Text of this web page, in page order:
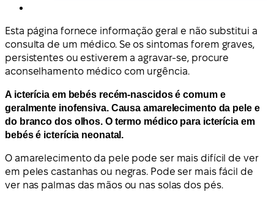
Esta página fornece informação geral e não substitui a
consulta de um médico. Se os sintomas forem graves,
persistentes ou estiverem a agravar-se, procure
aconselhamento médico com urgência.
A icterícia em bebés recém-nascidos é comum e
geralmente inofensiva. Causa amarelecimento da pele e
do branco dos olhos. O termo médico para icterícia em
bebés é icterícia neonatal.
O amarelecimento da pele pode ser mais difícil de ver
em peles castanhas ou negras. Pode ser mais fácil de
ver nas palmas das mãos ou nas solas dos pés.